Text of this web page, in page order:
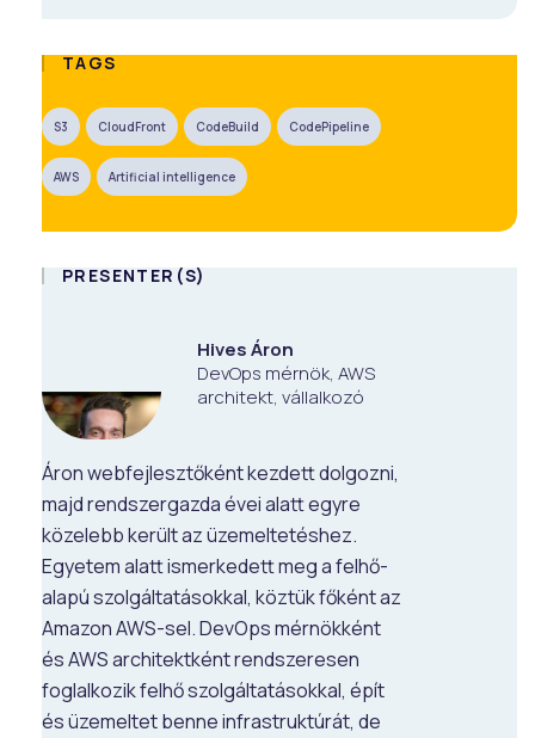
TAGS
S3 CloudFront CodeBuild CodePipeline
AWS Artificial intelligence
PRESENTER(S)
Hives Áron
DevOps mérnök, AWS
architekt, vállalkozó
Áron webfejlesztőként kezdett dolgozni,
majd rendszergazda évei alatt egyre
közelebb került az üzemeltetéshez.
Egyetem alatt ismerkedett meg a felhő-
alapú szolgáltatásokkal, köztük főként az
Amazon AWS-sel. DevOps mérnökként
és AWS architektként rendszeresen
foglalkozik felhő szolgáltatásokkal, épít
és üzemeltet benne infrastruktúrát, de